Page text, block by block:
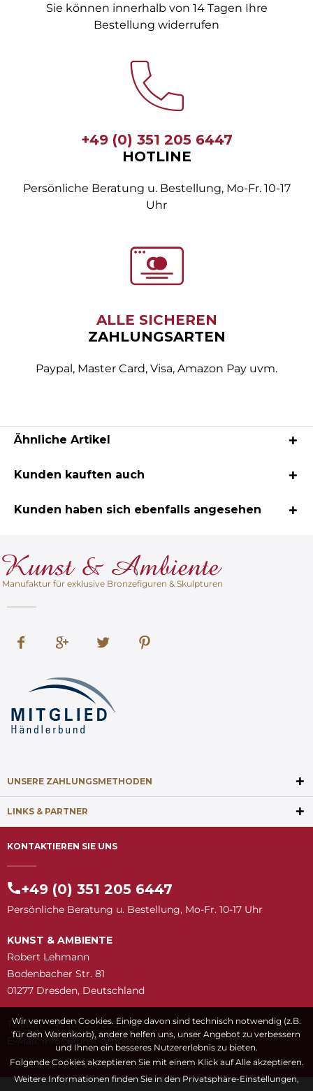
Sie können innerhalb von 14 Tagen Ihre
Bestellung widerrufen
+49 (0) 351 205 6447
HOTLINE
Persönliche Beratung u. Bestellung, Mo-Fr. 10-17
Uhr
ALLE SICHEREN
ZAHLUNGSARTEN
Paypal, Master Card, Visa, Amazon Pay uvm.
Ähnliche Artikel
Kunden kauften auch
Kunden haben sich ebenfalls angesehen
Manufaktur für exklusive Bronzefiguren & Skulpturen
UNSERE ZAHLUNGSMETHODEN
LINKS & PARTNER
KONTAKTIEREN SIE UNS
+49 (0) 351 205 6447
Persönliche Beratung u. Bestellung, Mo-Fr. 10-17 Uhr
KUNST & AMBIENTE
Robert Lehmann
Bodenbacher Str. 81
01277 Dresden, Deutschland
Telefon: +49 (0) 351 205 6447
E-Mail:
moc.etneibma-t
snuk@ofni
Wir verwenden Cookies. Einige davon sind technisch notwendig (z.B.
für den Warenkorb), andere helfen uns, unser Angebot zu verbessern
und Ihnen ein besseres Nutzererlebnis zu bieten.
Folgende Cookies akzeptieren Sie mit einem Klick auf Alle akzeptieren.
Weitere Informationen finden Sie in den Privatsphäre-Einstellungen,